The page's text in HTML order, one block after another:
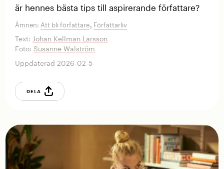
är hennes bästa tips till aspirerande författare?
Ämnen:Att bli författare, Författarliv
Text: Johan Kellman Larsson
Foto: Susanne Walström
Uppdaterad 2026-02-5
DELA